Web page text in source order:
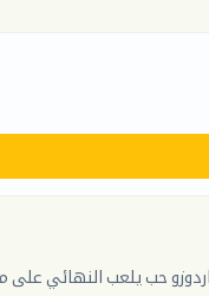
حب يلعب النهائي على